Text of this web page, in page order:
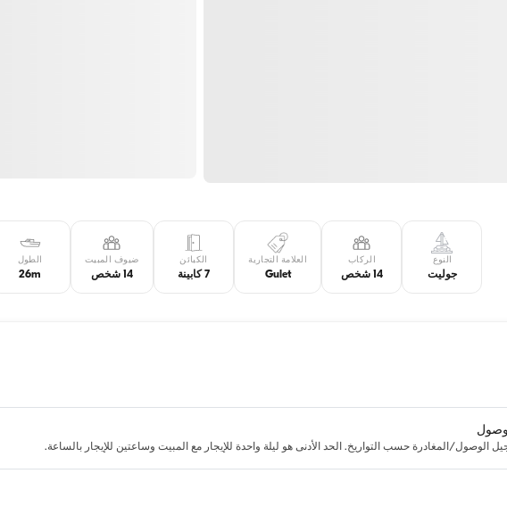
النوع
جوليت
الركاب
14 شخص
العلامة التجارية
Gulet
الكبائن
7 كابينة
ضيوف المبيت
14 شخص
الطول
26m
الوصول/المغادرة حسب التواريخ. الحد الأدنى هو ليلة واحدة للإيجار مع المبيت وساعتين للإيجار بالساعة.